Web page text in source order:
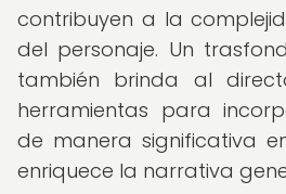
contribuyen a la
del personaje. Un
también brinda al
herramientas para
de manera significativa
enriquece la narrativa